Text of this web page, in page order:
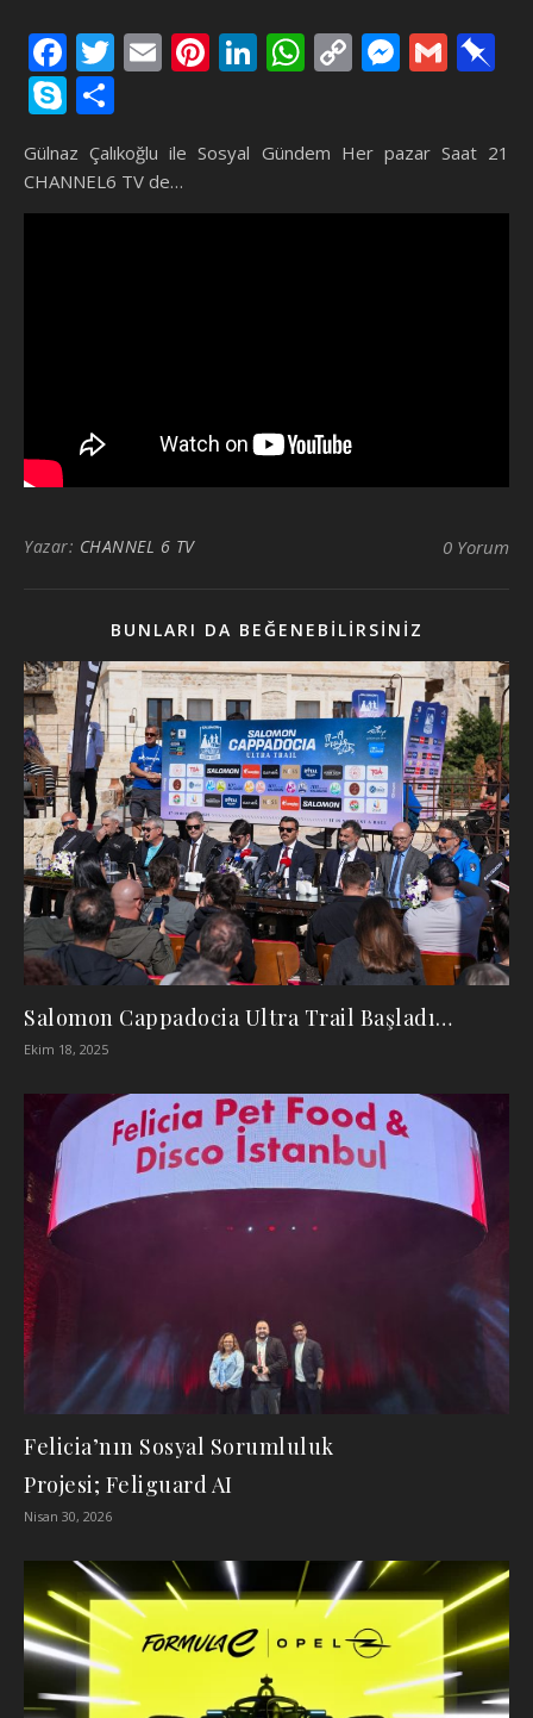
Facebook
Twitter
EmailPinterest
LinkedIn
WhatsApp
Copy
Skype
Gülnaz Çalıkoğlu ile Sosyal Gündem Her pazar Saat 21
CHANNEL6 TV de…
Yazar: CHANNEL 6 TV 0 Yorum
BUNLARI DA BEĞENEBILIRSINIZ
Salomon Cappadocia Ultra Trail Başladı…
Ekim 18, 2025
Felicia’nın Sosyal Sorumluluk
Projesi; Feliguard AI
Nisan 30, 2026